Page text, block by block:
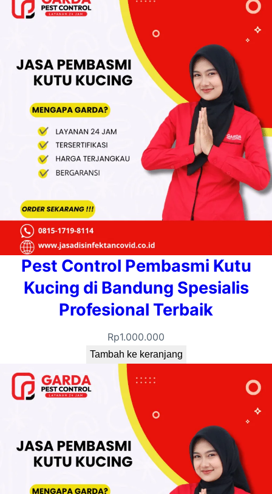
Pest Control Pembasmi Kutu
Kucing di Bandung Spesialis
Profesional Terbaik
Rp1.000.000
Tambah ke keranjang